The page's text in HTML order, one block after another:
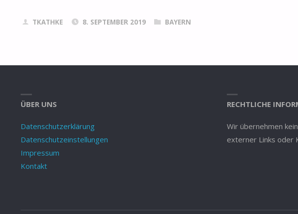
TKATHKE 8. SEPTEMBER 2019 BAYERN
ÜBER UNS
Datenschutzerklärung
Datenschutzeinstellungen
Impressum
Kontakt
RECHTLICHE
Wir übernehmen
externer Links oder